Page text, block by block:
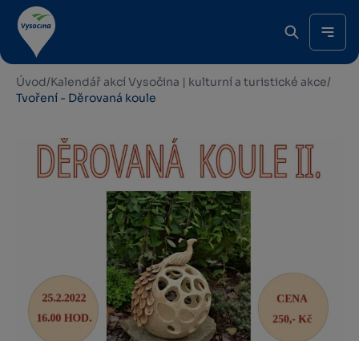
Úvod/Kalendář akcí Vysočina | kulturní a turistické akce/
Tvoření - Děrovaná koule